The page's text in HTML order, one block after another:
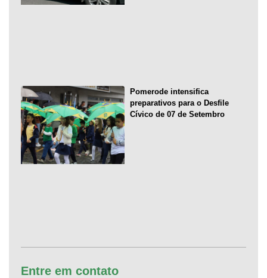
Pomerode intensifica
preparativos para o Desfile
Cívico de 07 de Setembro
Entre em contato